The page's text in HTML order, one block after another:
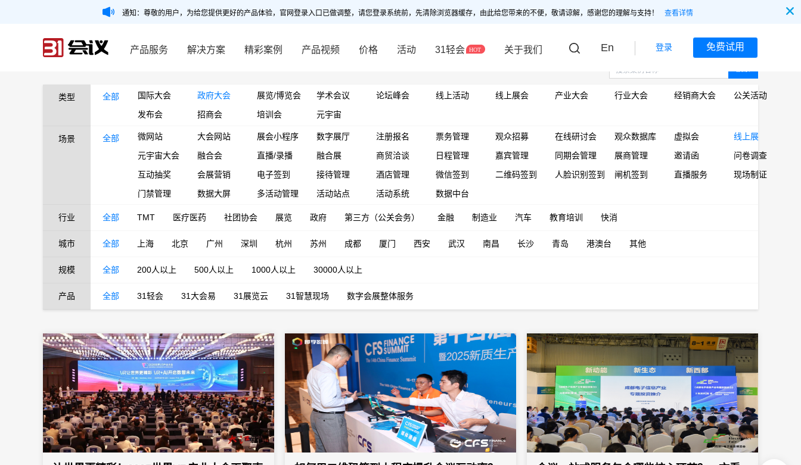
通知：尊敬的用户，为给您提供更好的产品体验，官网登录入口已做调整，请您登录系统前，先清除浏览器缓存，由此给您带来的不便，敬请谅解，感谢您的理解与支持！ 查看详情
产品服务 解决方案 精彩案例 产品视频 价格 活动 31轻会 关于我们 En 登录 免费试用
类型 全部 国际大会 政府大会 展览/博览会 学术会议 论坛峰会 线上活动 线上展会 产业大会 行业大会 经销商大会
公关活动
发布会
招商会 培训会 元宇宙
场景 全部 微网站 大会网站 展会小程序 数字展厅 注册报名 票务管理 观众招募 在线研讨会 观众数据库 虚拟会
线上展
元宇宙大会
融合会 直播/录播 融合展 商贸洽谈 日程管理 嘉宾管理 同期会管理 展商管理 邀请函
问卷调查
互动抽奖
会展营销 电子签到 接待管理 酒店管理 微信签到 二维码签到 人脸识别签到 闸机签到 直播服务
现场制证
门禁管理
数据大屏 多活动管理 活动站点 活动系统 数据中台
行业 全部 TMT 医疗医药 社团协会 展览 政府 第三方（公关会务） 金融 制造业 汽车 教育培训 快消
城市 全部 上海 北京 广州 深圳 杭州 苏州 成都 厦门 西安 武汉 南昌 长沙 青岛 港澳台 其他
规模 全部 200人以上 500人以上 1000人以上 30000人以上
产品 全部 31轻会 31大会易 31展览云 31智慧现场 数字会展整体服务